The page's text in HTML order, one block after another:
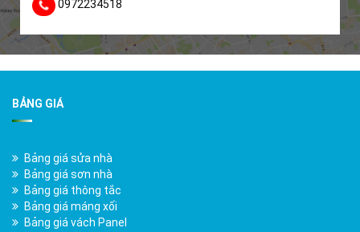
0972234518
BẢNG GIÁ
Bảng giá sửa nhà
Bảng giá sơn nhà
Bảng giá thông tắc
Bảng giá máng xối
Bảng giá vách Panel